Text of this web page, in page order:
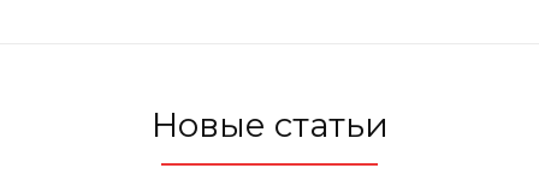
Новые статьи